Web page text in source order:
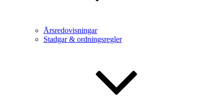
Årsredovisningar
Stadgar & ordningsregler